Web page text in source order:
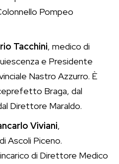
Pompeo
Tacchini, medico di
e Presidente
Nastro Azzurro. È
Braga, dal
Direttore Maraldo.
Viviani,
Ascoli Piceno.
di Direttore Medico